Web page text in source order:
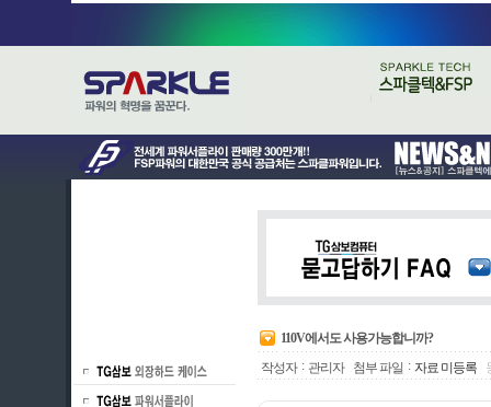
110V에서도 사용가능합니까?
작성자 : 관리자 첨부 파일 : 자료 미등록